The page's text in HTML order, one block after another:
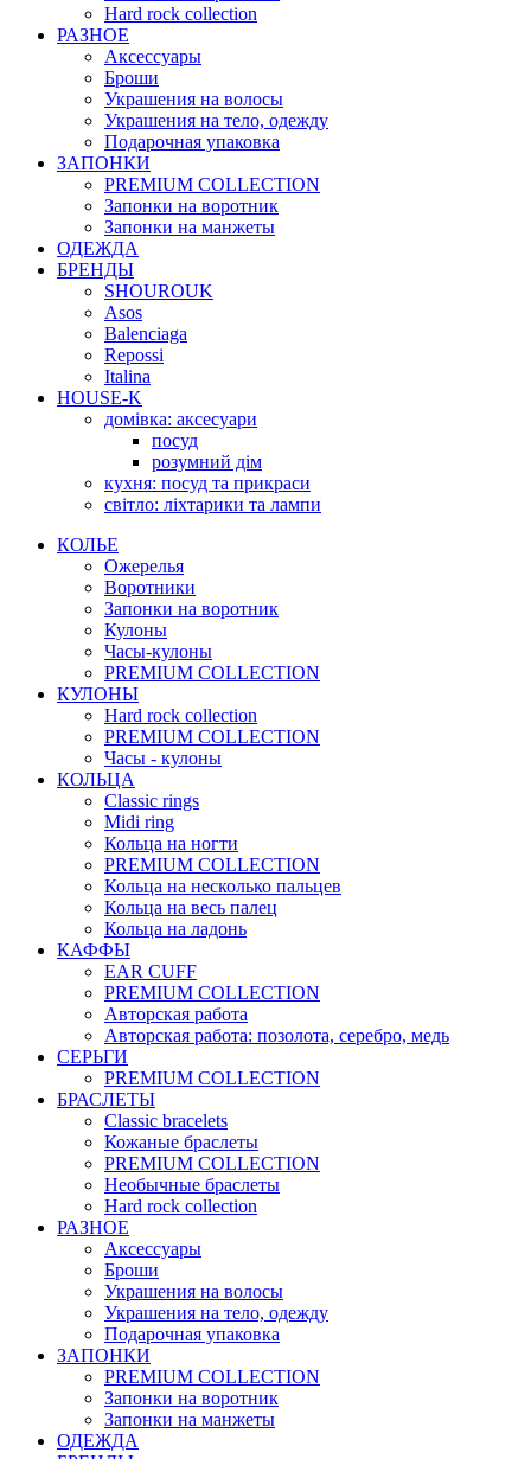
Hard rock collection
РАЗНОЕ
Аксессуары
Броши
Украшения на волосы
Украшения на тело, одежду
Подарочная упаковка
ЗАПОНКИ
PREMIUM COLLECTION
Запонки на воротник
Запонки на манжеты
ОДЕЖДА
БРЕНДЫ
SHOUROUK
Asos
Balenciaga
Repossi
Italina
HOUSE-K
домівка: аксесуари
посуд
розумний дім
кухня: посуд та прикраси
світло: ліхтарики та лампи
КОЛЬЕ
Ожерелья
Воротники
Запонки на воротник
Кулоны
Часы-кулоны
PREMIUM COLLECTION
КУЛОНЫ
Hard rock collection
PREMIUM COLLECTION
Часы - кулоны
КОЛЬЦА
Classic rings
Midi ring
Кольца на ногти
PREMIUM COLLECTION
Кольца на несколько пальцев
Кольца на весь палец
Кольца на ладонь
КАФФЫ
EAR CUFF
PREMIUM COLLECTION
Авторская работа
Авторская работа: позолота, серебро, медь
СЕРЬГИ
PREMIUM COLLECTION
БРАСЛЕТЫ
Classic bracelets
Кожаные браслеты
PREMIUM COLLECTION
Необычные браслеты
Hard rock collection
РАЗНОЕ
Аксессуары
Броши
Украшения на волосы
Украшения на тело, одежду
Подарочная упаковка
ЗАПОНКИ
PREMIUM COLLECTION
Запонки на воротник
Запонки на манжеты
ОДЕЖДА